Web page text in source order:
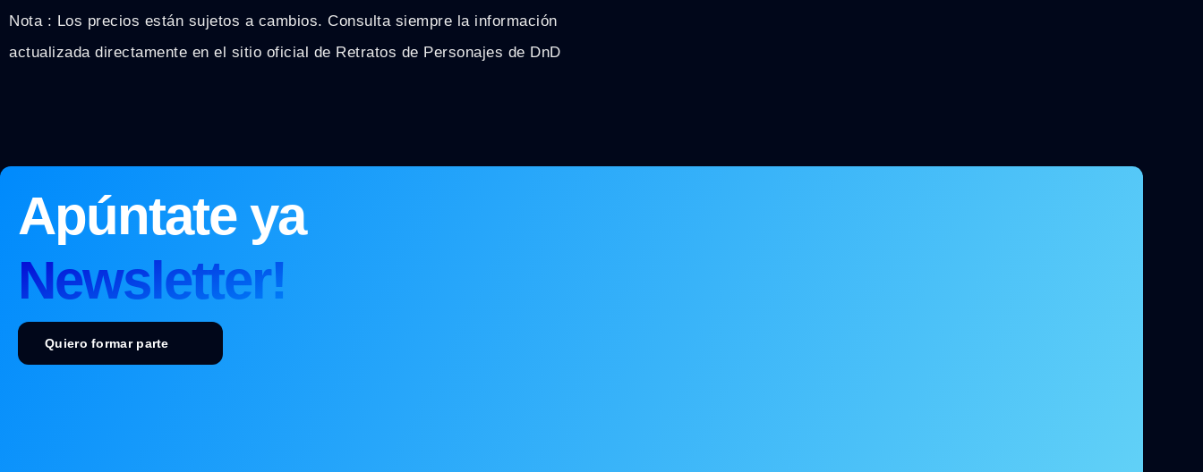
Nota : Los precios están sujetos a cambios. Consulta siempre la información
actualizada directamente en el sitio oficial de Retratos de Personajes de DnD
Apúntate ya
Newsletter!
Quiero formar parte